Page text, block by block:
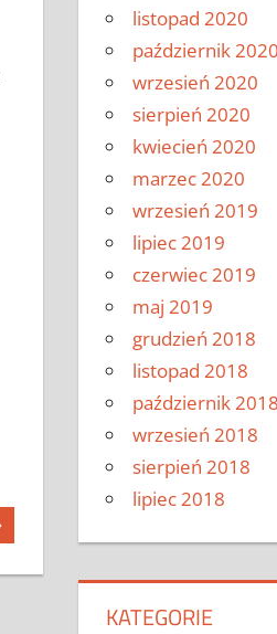
listopad 2020
październik 2020
wrzesień 2020
sierpień 2020
kwiecień 2020
marzec 2020
wrzesień 2019
lipiec 2019
czerwiec 2019
maj 2019
grudzień 2018
listopad 2018
październik 2018
wrzesień 2018
sierpień 2018
lipiec 2018
KATEGORIE